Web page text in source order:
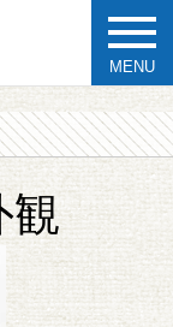
MENU
観